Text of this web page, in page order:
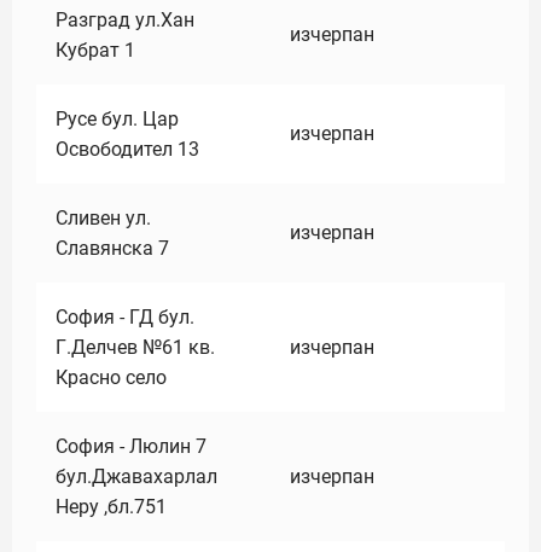
Разград ул.Хан
Кубрат 1
изчерпан
Русе бул. Цар
Освободител 13
изчерпан
Сливен ул.
Славянска 7
изчерпан
София - ГД бул.
Г.Делчев №61 кв.
Красно село
изчерпан
София - Люлин 7
бул.Джавахарлал
Неру ,бл.751
изчерпан